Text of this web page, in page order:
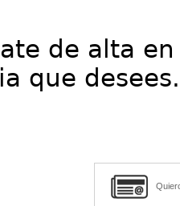
de alta
que desees.